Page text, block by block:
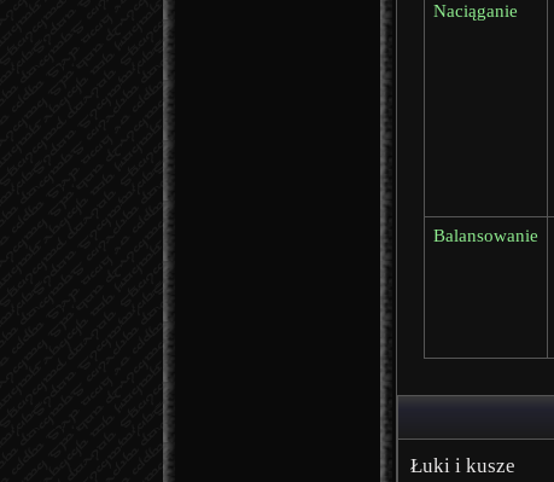
Naciąganie
Balansowanie
Łuki i kusze